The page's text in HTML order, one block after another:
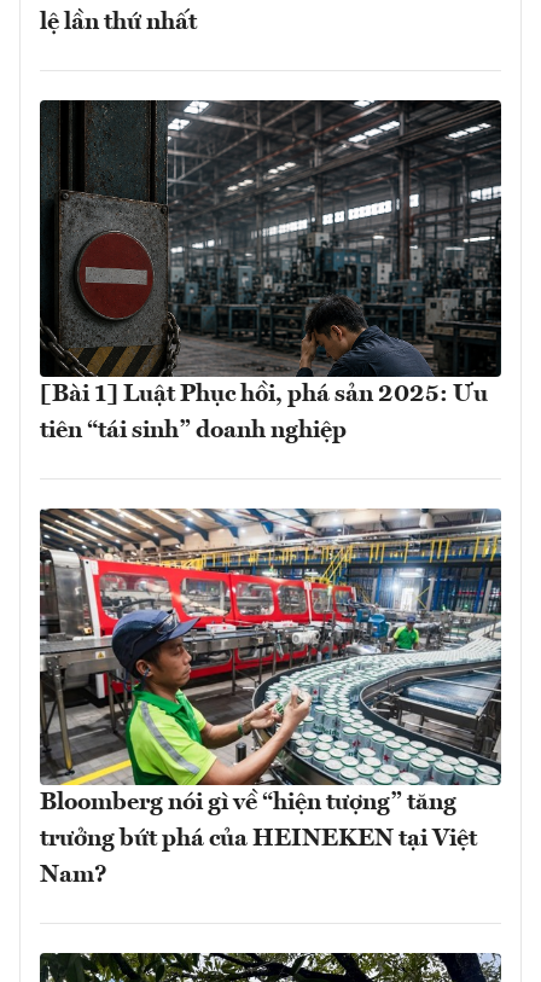
lệ lần thứ nhất
[Bài 1] Luật Phục hồi, phá sản 2025: Ưu
tiên “tái sinh” doanh nghiệp
Bloomberg nói gì về “hiện tượng” tăng
trưởng bứt phá của HEINEKEN tại Việt
Nam?